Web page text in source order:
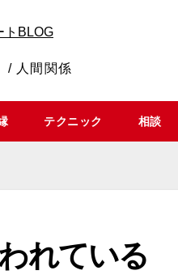
トBLOG
/ 人間関係
テクニック 相談
れている